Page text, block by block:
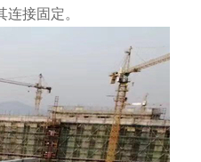
接固定。